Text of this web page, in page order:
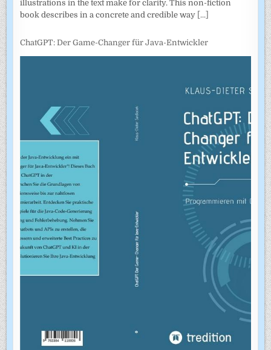
illustrations in the text make for clarity. This non-fiction
book describes in a concrete and credible way [...]
ChatGPT: Der Game-Changer für Java-Entwickler